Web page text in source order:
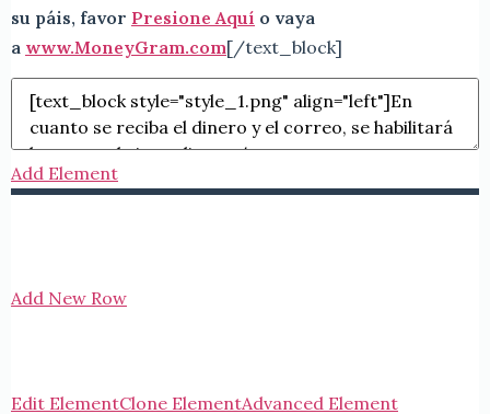
su páis, favor Presione Aquí o vaya
a www.MoneyGram.com[/text_block]
Add Element
Add New Row
Edit ElementClone ElementAdvanced Element